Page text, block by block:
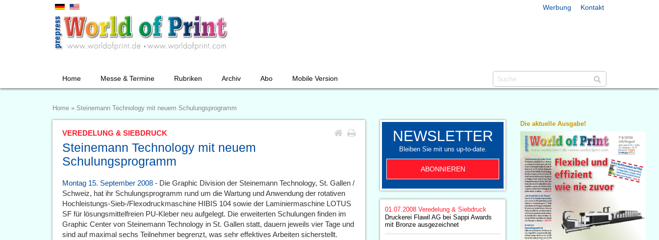
Werbung Kontakt
Home Messe & Termine Rubriken Archiv Abo Mobile Version
Home » Steinemann Technology mit neuem Schulungsprogramm
VEREDELUNG & SIEBDRUCK
Steinemann Technology mit neuem
Schulungsprogramm
Montag 15. September 2008 - Die Graphic Division der Steinemann Technology, St. Gallen /
Schweiz, hat ihr Schulungsprogramm rund um die Wartung und Anwendung der rotativen
Hochleistungs-Sieb-/Flexodruckmaschine HIBIS 104 sowie der Laminiermaschine LOTUS
SF für lösungsmittelfreien PU-Kleber neu aufgelegt. Die erweiterten Schulungen finden im
Graphic Center von Steinemann Technology in St. Gallen statt, dauern jeweils vier Tage und
sind auf maximal sechs Teilnehmer begrenzt, was sehr effektives Arbeiten sicherstellt.
NEWSLETTER
Bleiben Sie mit uns up-to-date.
ABONNIEREN
01.07.2008 Veredelung & Siebdruck
Druckerei Flawil AG bei Sappi Awards
mit Bronze ausgezeichnet
Die aktuelle Ausgabe!